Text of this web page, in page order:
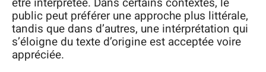
public peut préférer une approche plus littérale,
tandis que dans d’autres, une intérprétation qui
s’éloigne du texte d’origine est acceptée voire
appréciée.